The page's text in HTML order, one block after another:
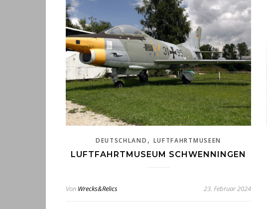
DEUTSCHLAND , LUFTFAHRTMUSEEN
LUFTFAHRTMUSEUM SCHWENNINGEN
Von Wrecks&Relics 23. Februar 2024